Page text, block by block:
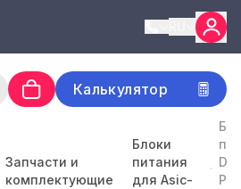
Калькулятор
Запчасти и
комплектующие
Блоки
питания
для Asic-